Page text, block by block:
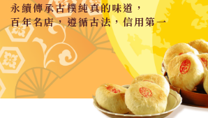
永續傳承古樸純真的味道，
百年名店，遵循古法，信用第一